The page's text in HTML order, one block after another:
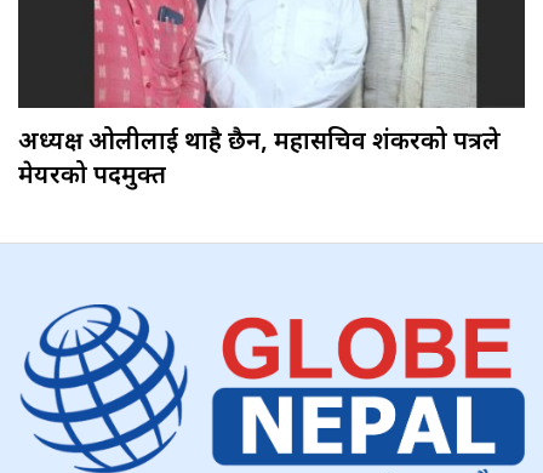
अध्यक्ष ओलीलाई थाहै छैन, महासचिव शंकरको पत्रले
मेयरको पदमुक्त